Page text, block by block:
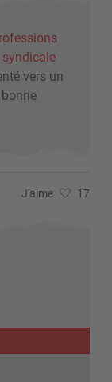
vers un
J'aime 17